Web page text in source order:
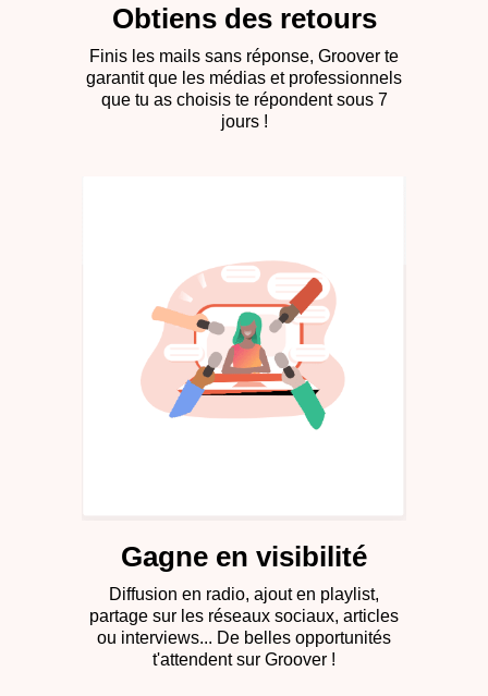
Obtiens des retours
Finis les mails sans réponse, Groover te
garantit que les médias et professionnels
que tu as choisis te répondent sous 7
jours !​
Gagne en visibilité​
Diffusion en radio, ajout en playlist,
partage sur les réseaux sociaux, articles
ou interviews... De belles opportunités
t'attendent sur Groover !​